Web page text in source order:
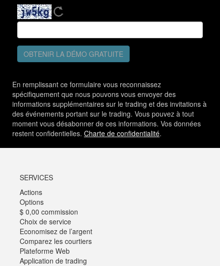
OBTENIR LA DÉMO GRATUITE
En remplissant ce formulaire vous reconnaissez
spécifiquement que nous pouvons vous envoyer des
informations supplémentaires sur le trading et des invitations à
des événements portant sur le trading. Vous pouvez à tout
moment vous désabonner de ces informations. Vos données
restent confidentielles. Charte de confidentialité.
SERVICES
Actions
Options
$ 0,00 commission
Choix de service
Economisez de l’argent
Comparez les courtiers
Plateforme Web
Application de trading